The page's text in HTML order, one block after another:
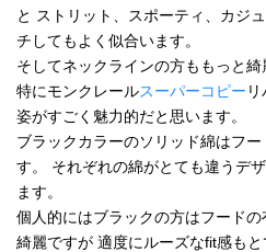
と ストリット、スポーティ、カジ
チしてもよく似合います。
そしてネックラインの方ももっと綺
特にモンクレールスーパーコピー
姿がすごく魅力的だと思います。
ブラックカラーのソリッド綿はフ
す。 それぞれの綿がとても違うデ
ます。
個人的にはブラックの方はフード
綺麗ですが 適度にルーズなfit感もと